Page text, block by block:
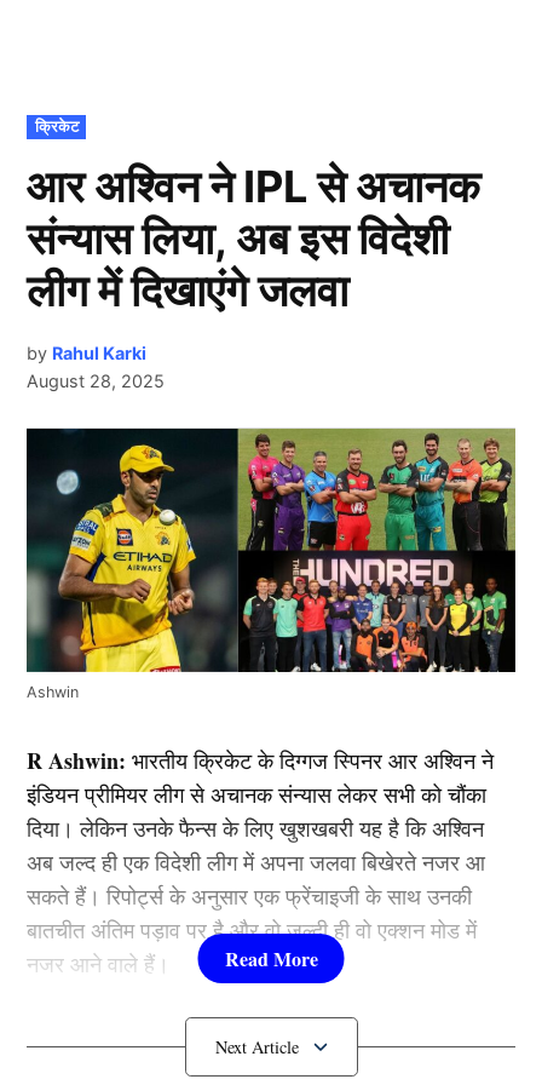
POSTED
IN
क्रिकेट
आर अश्विन ने IPL से अचानक
संन्यास लिया, अब इस विदेशी
लीग में दिखाएंगे जलवा
by Rahul Karki
August 28, 2025
Ashwin
R Ashwin: भारतीय क्रिकेट के दिग्गज स्पिनर आर अश्विन ने
इंडियन प्रीमियर लीग से अचानक संन्यास लेकर सभी को चौंका
दिया। लेकिन उनके फैन्स के लिए खुशखबरी यह है कि अश्विन
अब जल्द ही एक विदेशी लीग में अपना जलवा बिखेरते नजर आ
सकते हैं। रिपोर्ट्स के अनुसार एक फ्रेंचाइजी के साथ उनकी
बातचीत अंतिम पड़ाव पर है और वो जल्दी ही वो एक्शन मोड में
नजर आने वाले हैं।
IPL को कहा अलविदा, इस लीग में करेंगे एंट्री